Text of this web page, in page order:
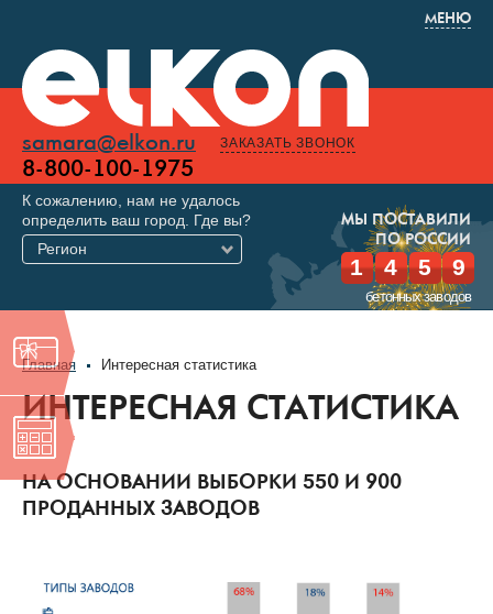
МЕНЮ
samara@elkon.ru
8-800-100-1975
ЗАКАЗАТЬ ЗВОНОК
МЫ ПОСТАВИЛИ
ПО РОССИИ
1 4 5 9
бетонных заводов
К сожалению, нам не удалось
определить ваш город. Где вы?
Регион
Главная Интересная статистика
ИНТЕРЕСНАЯ СТАТИСТИКА
НА ОСНОВАНИИ ВЫБОРКИ 550 И 900
ПРОДАННЫХ ЗАВОДОВ